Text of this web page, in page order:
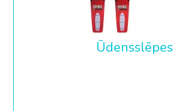
Ūdensslēpes